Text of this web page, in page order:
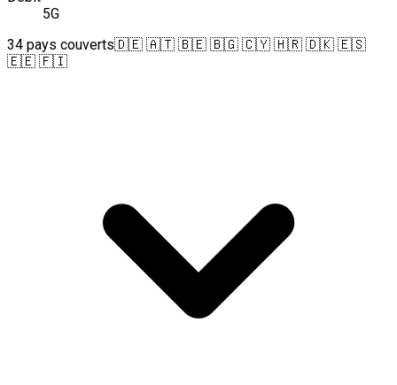
5G
34 pays couverts🇩🇪 🇦🇹 🇧🇪 🇧🇬 🇨🇾 🇭🇷 🇩🇰 🇪🇸
🇪🇪 🇫🇮